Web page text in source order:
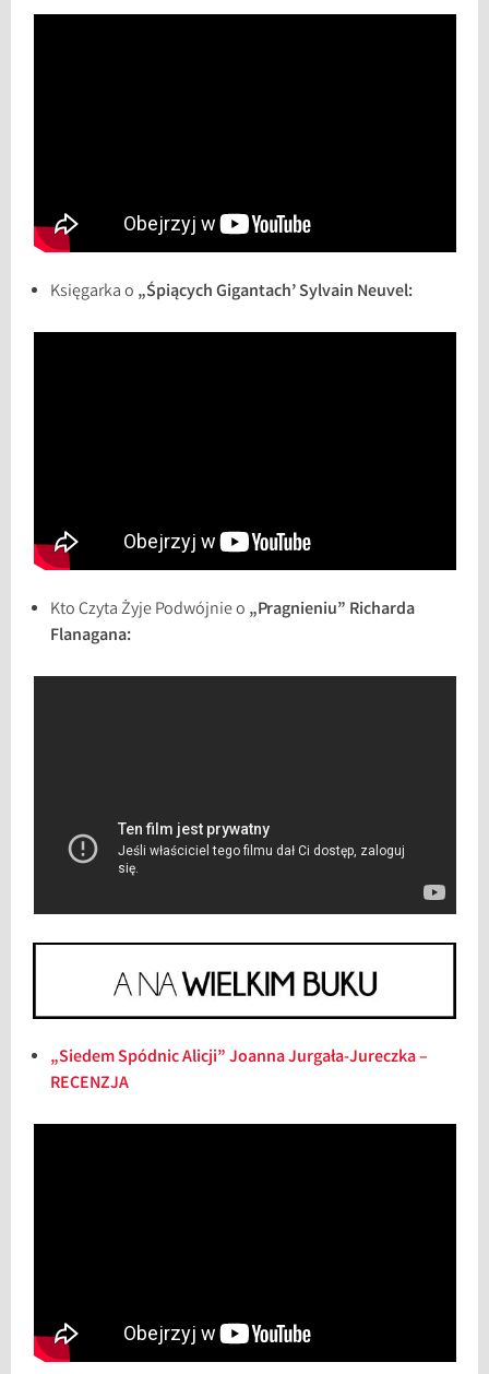
Księgarka o „Śpiących Gigantach’ Sylvain Neuvel:
Kto Czyta Żyje Podwójnie o „Pragnieniu” Richarda
Flanagana:
„Siedem Spódnic Alicji” Joanna Jurgała-Jureczka –
RECENZJA